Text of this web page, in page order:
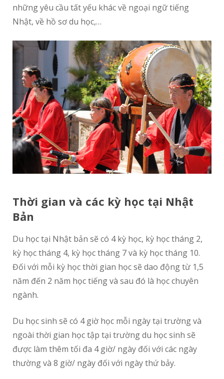
những yêu cầu tất yếu khác về ngoại ngữ tiếng
Nhật, về hồ sơ du học,…
Thời gian và các kỳ học tại Nhật
Bản
Du học tại Nhật bản sẽ có 4 kỳ học, kỳ học tháng 2,
kỳ học tháng 4, kỳ học tháng 7 và kỳ học tháng 10.
Đối với mỗi kỳ học thời gian học sẽ dao động từ 1,5
năm đến 2 năm học tiếng và sau đó là học chuyên
ngành.
Du học sinh sẽ có 4 giờ học mỗi ngày tại trường và
ngoài thời gian học tập tại trường du học sinh sẽ
được làm thêm tối đa 4 giờ/ ngày đối với các ngày
thường và 8 giờ/ ngày đối với ngày thứ bảy.